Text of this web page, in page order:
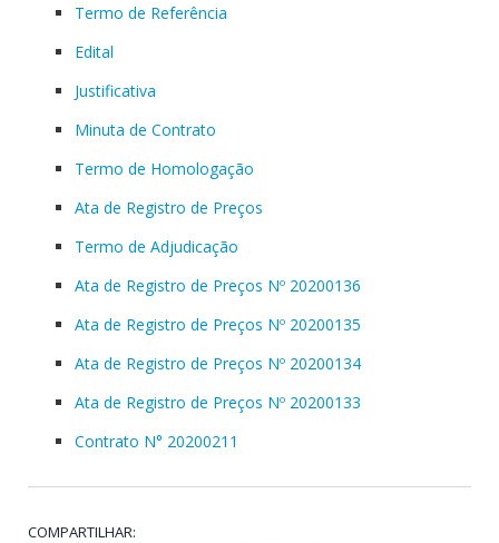
Termo de Referência
Edital
Justificativa
Minuta de Contrato
Termo de Homologação
Ata de Registro de Preços
Termo de Adjudicação
Ata de Registro de Preços Nº 20200136
Ata de Registro de Preços Nº 20200135
Ata de Registro de Preços Nº 20200134
Ata de Registro de Preços Nº 20200133
Contrato N° 20200211
COMPARTILHAR: